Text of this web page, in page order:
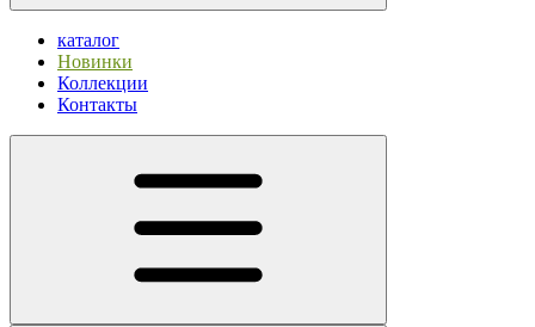
каталог
Новинки
Коллекции
Контакты